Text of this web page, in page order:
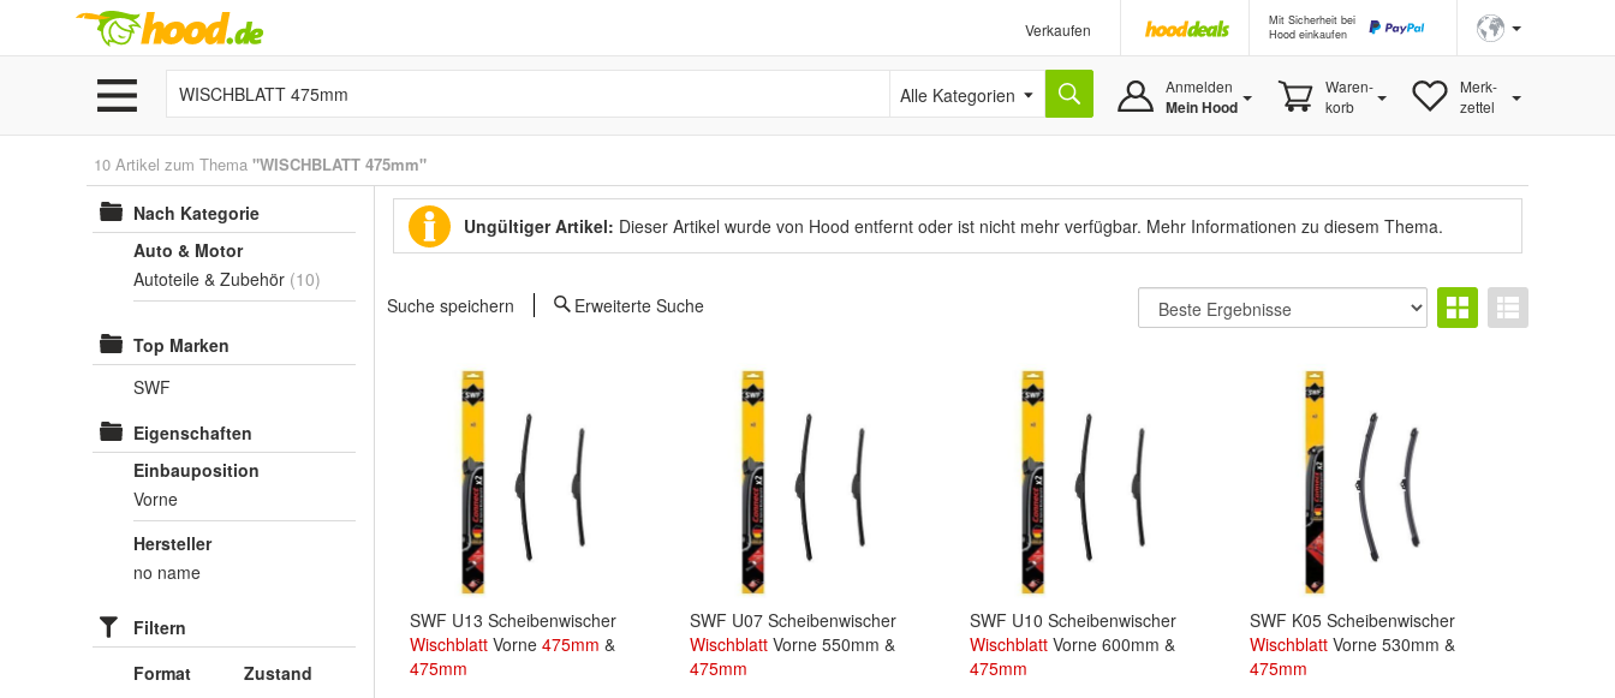
Verkaufen
Mit Sicherheit bei
Hood einkaufen
Alle Kategorien Anmelden
Mein Hood
Waren-
korb
Merk-
zettel
10 Artikel zum Thema "WISCHBLATT 475mm"
Nach Kategorie
Auto & Motor
Autoteile & Zubehör (10)
Top Marken
SWF
Eigenschaften
Einbauposition
Vorne
Hersteller
no name
Filtern
Format
Zustand
Ungültiger Artikel: Dieser Artikel wurde von Hood entfernt oder ist nicht mehr verfügbar. Mehr Informationen zu diesem Thema.
Suche speichern Erweiterte Suche
SWF U13 Scheibenwischer
Wischblatt Vorne 475mm &
475mm
SWF U07 Scheibenwischer
Wischblatt Vorne 550mm &
475mm
SWF U10 Scheibenwischer
Wischblatt Vorne 600mm &
475mm
SWF K05 Scheibenwischer
Wischblatt Vorne 530mm &
475mm